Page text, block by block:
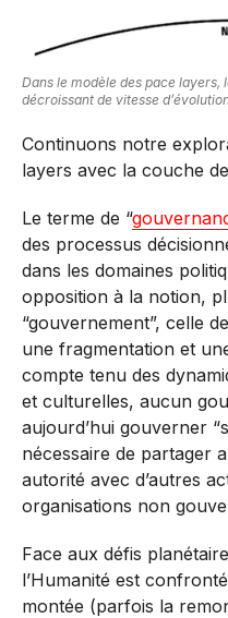
Dans le modèle des pace layers,
décroissant de vitesse
Continuons notre
layers avec la couche
Le terme de “
des processus
dans les domaines
opposition à la notion,
“gouvernement”, celle
une fragmentation et
compte tenu des
et culturelles, aucun
aujourd’hui gouverner
nécessaire de partager
autorité avec d’autres
organisations non
Face aux défis
l’Humanité est
montée (parfois la